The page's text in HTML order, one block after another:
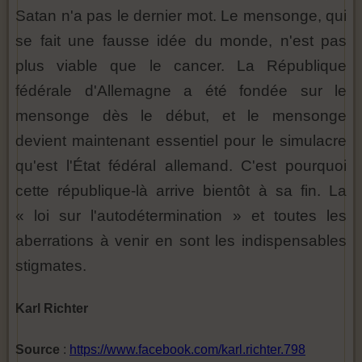
Satan n'a pas le dernier mot. Le mensonge, qui
se fait une fausse idée du monde, n'est pas
plus viable que le cancer. La République
fédérale d'Allemagne a été fondée sur le
mensonge dès le début, et le mensonge
devient maintenant essentiel pour le simulacre
qu'est l'État fédéral allemand. C'est pourquoi
cette république-là arrive bientôt à sa fin. La
« loi sur l'autodétermination » et toutes les
aberrations à venir en sont les indispensables
stigmates.
Karl Richter
Source : https://www.facebook.com/karl.richter.798